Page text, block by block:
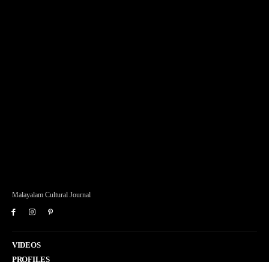
Malayalam Cultural Journal
VIDEOS
PROFILES